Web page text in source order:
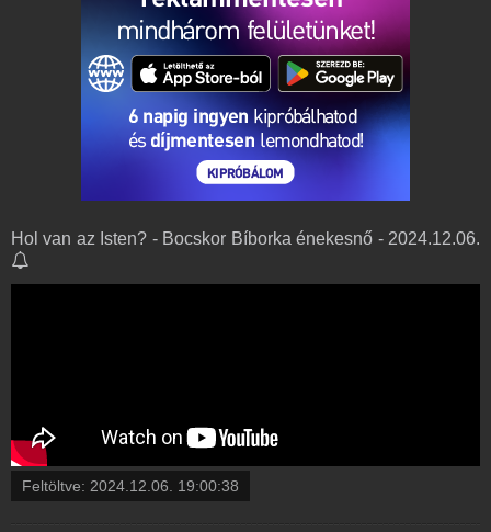
Hol van az Isten? - Bocskor Bíborka énekesnő - 2024.12.06.
Feltöltve: 2024.12.06. 19:00:38